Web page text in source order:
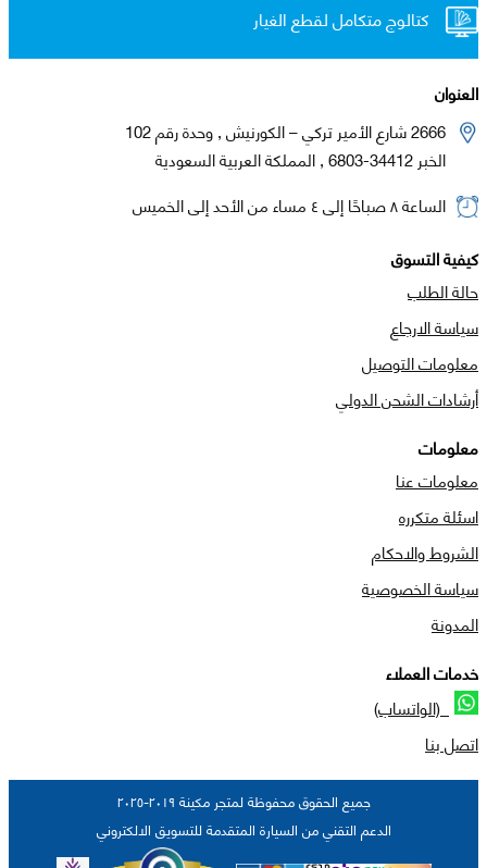
كتالوج متكامل لقطع الغيار
العنوان
2666 شارع الأمير تركي – الكورنيش , وحدة رقم 102
الخبر 34412-6803 , المملكة العربية السعودية
الساعة ٨ صباحًا إلى ٤ مساء من الأحد إلى الخميس
كيفية التسوق
حالة الطلب
سياسة الارجاع
معلومات التوصيل
أرشادات الشحن الدولي
معلومات
معلومات عنا
اسئلة متكرره
الشروط والاحكام
سياسة الخصوصية
المدونة
خدمات العملاء
(الواتساب)
اتصل بنا
جميع الحقوق محفوظة لمتجر مكينة ٢٠١٩-٢٠٢٥
الدعم التقني من السيارة المتقدمة للتسويق الالكتروني